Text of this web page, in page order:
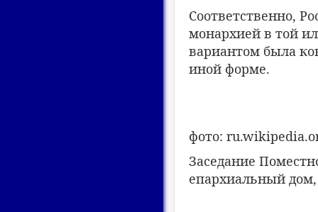
Соответственно,
монархией в той
вариантом была
иной форме.
фото:
Заседание
епархиальный дом,